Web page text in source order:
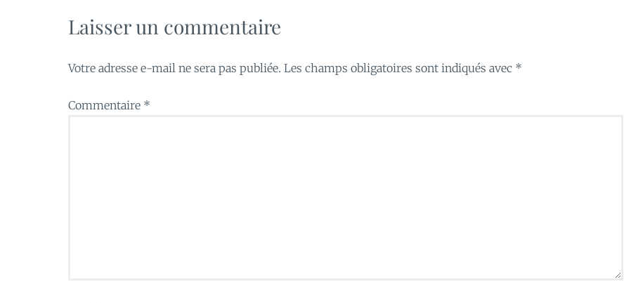
Laisser un commentaire
Votre adresse e-mail ne sera pas publiée. Les champs obligatoires sont indiqués avec *
Commentaire *